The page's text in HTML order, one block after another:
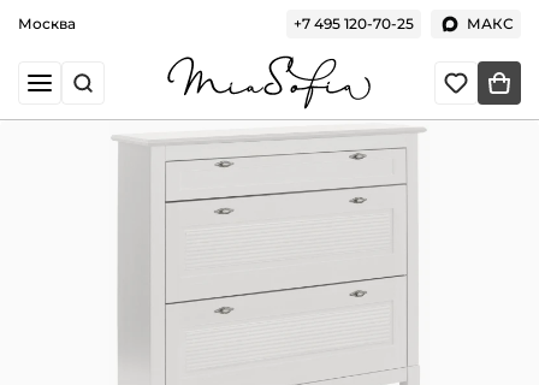
Москва +7 495 120-70-25 МАКС